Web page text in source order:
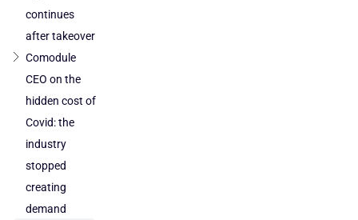
continues
after takeover
Comodule
CEO on the
hidden cost of
Covid: the
industry
stopped
creating
demand